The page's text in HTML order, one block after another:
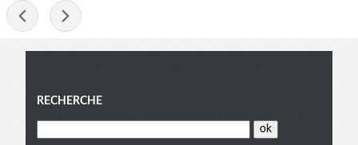
Menu
RECHERCHE